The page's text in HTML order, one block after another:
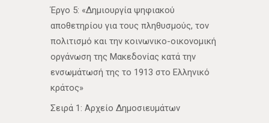
Έργο 5: «Δημιουργία ψηφιακού
αποθετηρίου για τους πληθυσμούς, τον
πολιτισμό και την κοινωνικο-οικονομική
οργάνωση της Μακεδονίας κατά την
ενσωμάτωσή της το 1913 στο Ελληνικό
κράτος»
Σειρά 1: Αρχείο Δημοσιευμάτων